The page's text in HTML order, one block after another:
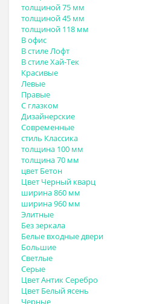
толщиной 75 мм
толщиной 45 мм
толщиной 118 мм
В офис
В стиле Лофт
В стиле Хай-Тек
Красивые
Левые
Правые
С глазком
Дизайнерские
Современные
стиль Классика
толщина 100 мм
толщина 70 мм
цвет Бетон
Цвет Черный кварц
ширина 860 мм
ширина 960 мм
Элитные
Без зеркала
Белые входные двери
Большие
Светлые
Серые
Цвет Антик Серебро
Цвет Белый ясень
Черные